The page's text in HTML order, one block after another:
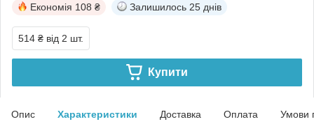
Економія 108 ₴ Залишилось 25 днів
514 ₴ від 2 шт.
Купити
Опис Характеристики Доставка Оплата Умови